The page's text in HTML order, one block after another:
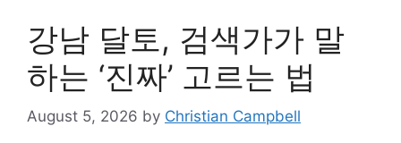
강남 달토, 검색가가 말
하는 ‘진짜’ 고르는 법
August 5, 2026 by Christian Campbell